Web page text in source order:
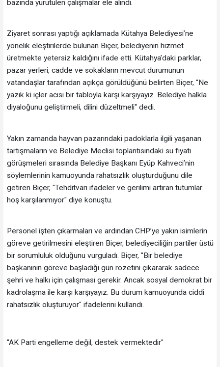
bazında yürütülen çalışmalar ele alındı.
Ziyaret sonrası yaptığı açıklamada Kütahya Belediyesi’ne
yönelik eleştirilerde bulunan Biçer, belediyenin hizmet
üretmekte yetersiz kaldığını ifade etti. Kütahya’daki parklar,
pazar yerleri, cadde ve sokakların mevcut durumunun
vatandaşlar tarafından açıkça görüldüğünü belirten Biçer, "Ne
yazık ki içler acısı bir tabloyla karşı karşıyayız. Belediye halkla
diyaloğunu geliştirmeli, dilini düzeltmeli" dedi.
Yakın zamanda hayvan pazarındaki padoklarla ilgili yaşanan
tartışmaların ve Belediye Meclisi toplantısındaki su fiyatı
görüşmeleri sırasında Belediye Başkanı Eyüp Kahveci’nin
söylemlerinin kamuoyunda rahatsızlık oluşturduğunu dile
getiren Biçer, "Tehditvari ifadeler ve gerilimi artıran tutumlar
hoş karşılanmıyor" diye konuştu.
Personel işten çıkarmaları ve ardından CHP’ye yakın isimlerin
göreve getirilmesini eleştiren Biçer, belediyeciliğin partiler üstü
bir sorumluluk olduğunu vurguladı. Biçer, "Bir belediye
başkanının göreve başladığı gün rozetini çıkararak sadece
şehri ve halkı için çalışması gerekir. Ancak sosyal demokrat bir
kadrolaşma ile karşı karşıyayız. Bu durum kamuoyunda ciddi
rahatsızlık oluşturuyor" ifadelerini kullandı.
"AK Parti engelleme değil, destek vermektedir"